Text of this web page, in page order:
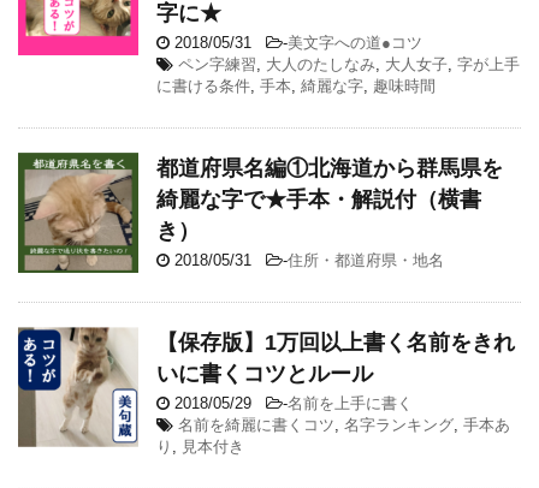
字に★
2018/05/31 -美文字への道●コツ
ペン字練習, 大人のたしなみ, 大人女子, 字が上手
に書ける条件, 手本, 綺麗な字, 趣味時間
都道府県名編①北海道から群馬県を
綺麗な字で★手本・解説付（横書
き）
2018/05/31 -住所・都道府県・地名
【保存版】1万回以上書く名前をきれ
いに書くコツとルール
2018/05/29 -名前を上手に書く
名前を綺麗に書くコツ, 名字ランキング, 手本あ
り , 見本付き